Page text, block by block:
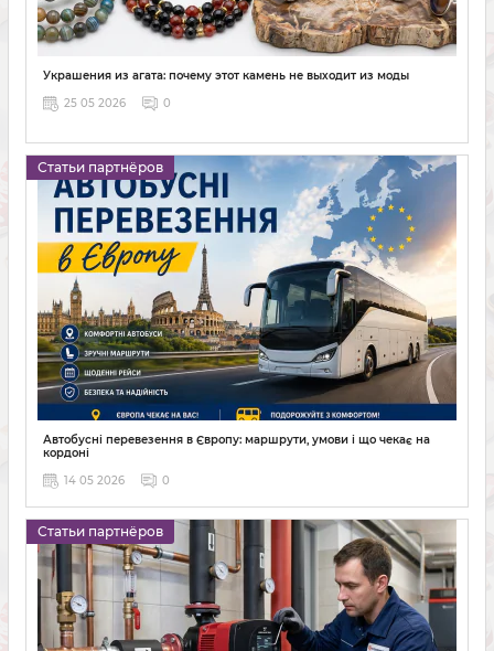
Украшения из агата: почему этот камень не выходит из моды
25 05 2026
0
Статьи партнёров
Автобусні перевезення в Європу: маршрути, умови і що чекає на
кордоні
14 05 2026
0
Статьи партнёров